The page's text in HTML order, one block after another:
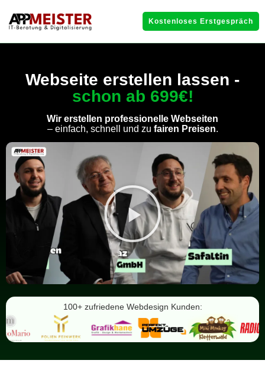
Kostenloses Erstgespräch
Webseite erstellen lassen -
schon ab 699€!
Wir erstellen professionelle Webseiten
– einfach, schnell und zu fairen Preisen.
100+ zufriedene Webdesign Kunden: